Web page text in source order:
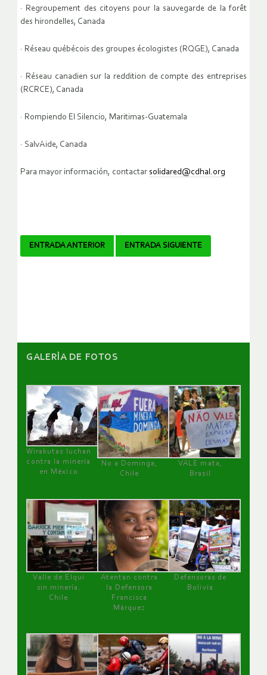
· Regroupement des citoyens pour la sauvegarde de la forêt
des hirondelles, Canada
· Réseau québécois des groupes écologistes (RQGE), Canada
· Réseau canadien sur la reddition de compte des entreprises
(RCRCE), Canada
· Rompiendo El Silencio, Maritimas-Guatemala
· SalvAide, Canada
Para mayor información, contactar solidared@cdhal.org
Navegador
ENTRADA ANTERIOR ENTRADA SIGUIENTE
GALERÌA DE FOTOS
Wirakutas luchan
contra la minería
en México
No a Dominga,
Chile
VALE mata,
Brasil
Valle de Elqui
sin minería.
Chile
Atentan contra
la Defensora
Francisca
Márquez
Defensoras de
Bolivia